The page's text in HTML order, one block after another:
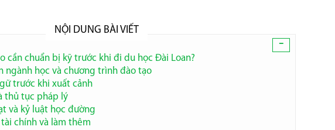
-
NỘI DUNG BÀI VIẾT
cần chuẩn bị kỹ trước khi đi du học Đài Loan?
ngành học và chương trình đào tạo
trước khi xuất cảnh
thủ tục pháp lý
và kỷ luật học đường
chính và làm thêm